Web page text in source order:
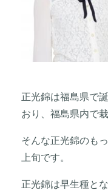
正光錦は福島県で
おり、福島県内で
そんな正光錦のも
上旬です。
正光錦は早生種と